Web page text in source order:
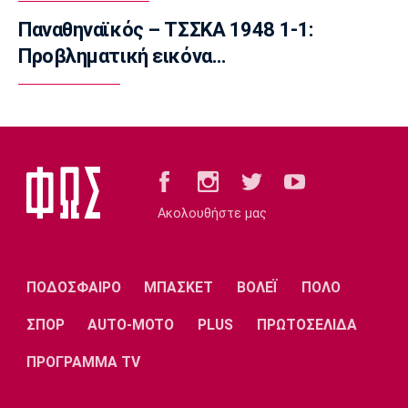
Super League 2
AEΛ: Δικός της ο Ανδρέας Μακρής
17:35
Μπάσκετ
Παγκοσμίου 2027
Super League 2
AEΛ: Ενίσχυση με Μακρή και Παπαγεωργίου
Παναθηναϊκός – ΤΣΣΚΑ 1948 1-1:
Προβληματική εικόνα…
Ακολουθήστε μας
ΠΟΔΟΣΦΑΙΡΟ ΜΠΑΣΚΕΤ ΒΟΛΕΪ ΠΟΛΟ
ΣΠΟΡ AUTO-MOTO PLUS ΠΡΩΤΟΣΕΛΙΔΑ
ΠΡΟΓΡΑΜΜΑ TV